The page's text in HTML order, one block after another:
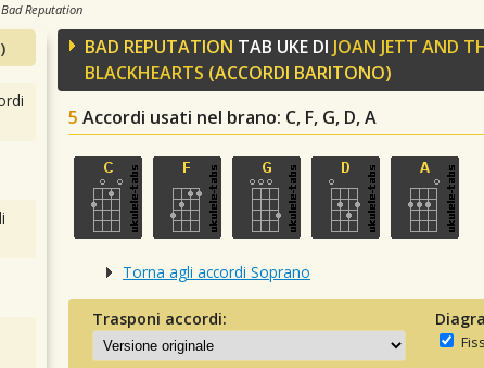
Bad Reputation
BAD REPUTATION TAB UKE DI JOAN JETT AND
BLACKHEARTS (ACCORDI BARITONO)
5 Accordi usati nel brano: C, F, G, D, A
Torna agli accordi Soprano
Trasponi accordi: